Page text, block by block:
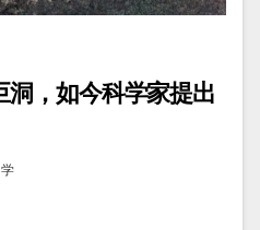
，如今科学家提出